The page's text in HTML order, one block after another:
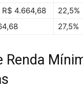
R$ 4.664,68
22,5%
27,5%
Renda